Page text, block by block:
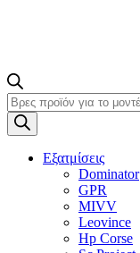
Products
search
Εξατμίσεις
Dominator
GPR
MIVV
Leovince
Hp Corse